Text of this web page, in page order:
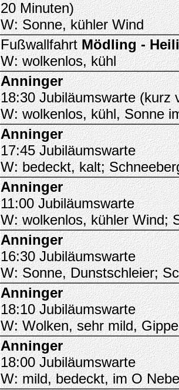
20 Minuten)
W: Sonne, kühler Wind
FußwallfahrtMödling -
W: wolkenlos, kühl
Anninger
18:30 Jubiläumswarte (kurz
W: wolkenlos, kühl, Sonne
Anninger
17:45 Jubiläumswarte
W: bedeckt, kalt;
Anninger
11:00 Jubiläumswarte
W: wolkenlos, kühler Wind;
Anninger
16:30 Jubiläumswarte
W: Sonne, Dunstschleier;
Anninger
18:10 Jubiläumswarte
W: Wolken, sehr mild,
Anninger
18:00 Jubiläumswarte
W: mild, bedeckt, im O